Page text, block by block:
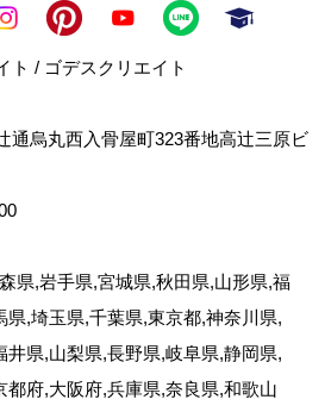
ト / ゴデスクリエイト
通烏丸西入骨屋町323番地高辻三原ビ
県,岩手県,宮城県,秋田県,山形県,福
県,埼玉県,千葉県,東京都,神奈川県,
井県,山梨県,長野県,岐阜県,静岡県,
都府,大阪府,兵庫県,奈良県,和歌山